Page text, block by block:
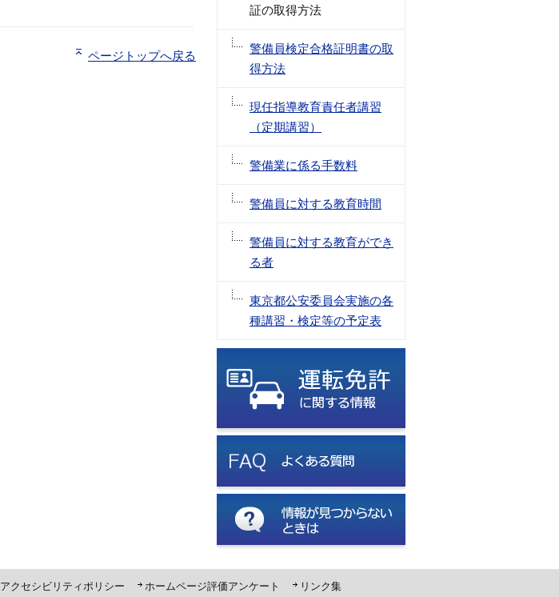
ページトップへ戻る
証の取得方法
警備員検定合格証明書の取
得方法
現任指導教育責任者講習
（定期講習）
警備業に係る手数料
警備員に対する教育時間
警備員に対する教育ができ
る者
東京都公安委員会実施の各
種講習・検定等の予定表
アクセシビリティポリシー ホームページ評価アンケート リンク集